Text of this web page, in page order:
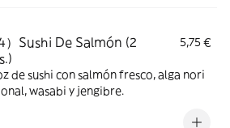
）Sushi De Salmón (2
5,75 €
de sushi con salmón fresco, alga nori
wasabi y jengibre.